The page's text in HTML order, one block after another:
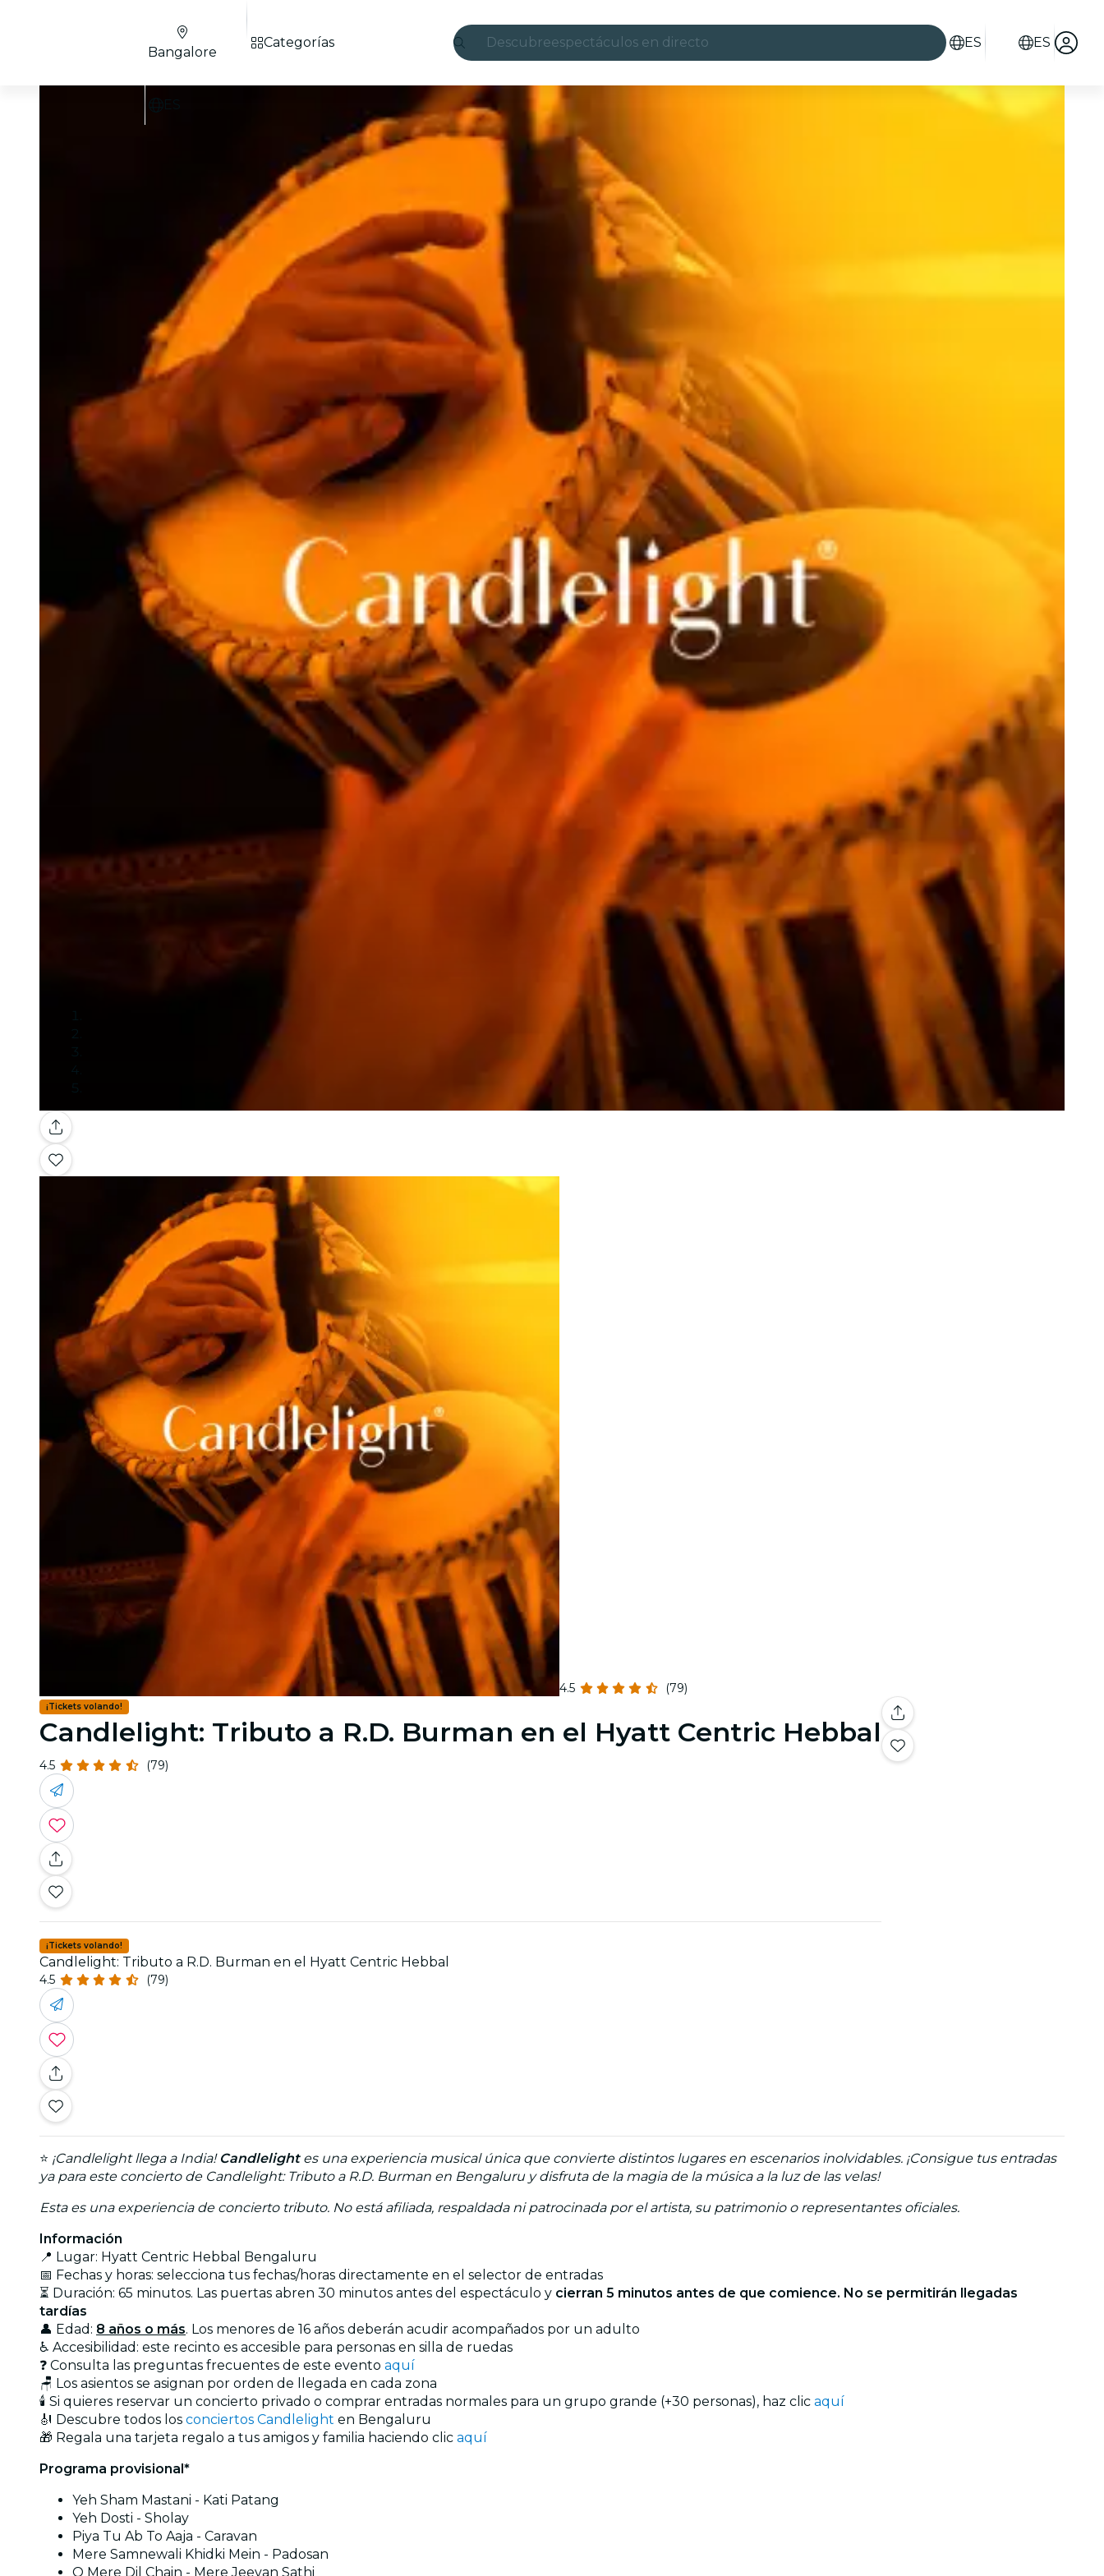
Descubreespectáculos en directo
candlelight
Londres
experiencias y ciudades
São Paulo
exposiciones
recorridos por la ciudad
conciertos
restaurantes
cine
ES ES
Bangalore
ES
Categorías
Galería
4.5 (79)
¡Tickets volando!
Candlelight: Tributo a R.D. Burman en el Hyatt Centric Hebbal
4.5 (79)
¡Tickets volando!
Candlelight: Tributo a R.D. Burman en el Hyatt Centric Hebbal
4.5 (79)
⭐ ¡Candlelight llega a India! Candlelightes una experiencia musical única que convierte distintos lugares en escenarios inolvidables. ¡Consigue tus entradas
ya para este concierto de Candlelight: Tributo a R.D. Burman en Bengaluru y disfruta de la magia de la música a la luz de las velas!
Esta es una experiencia de concierto tributo. No está afiliada, respaldada ni patrocinada por el artista, su patrimonio o representantes oficiales.
Información
📍 Lugar: Hyatt Centric Hebbal Bengaluru
📅 Fechas y horas: selecciona tus fechas/horas directamente en el selector de entradas
⏳ Duración: 65 minutos. Las puertas abren 30 minutos antes del espectáculo y cierran 5 minutos antes de que comience. No se permitirán llegadas
tardías
👤 Edad: 8 años o más. Los menores de 16 años deberán acudir acompañados por un adulto
♿ Accesibilidad: este recinto es accesible para personas en silla de ruedas
❓ Consulta las preguntas frecuentes de este evento aquí
🪑 Los asientos se asignan por orden de llegada en cada zona
🕯️ Si quieres reservar un concierto privado o comprar entradas normales para un grupo grande (+30 personas), haz clic aquí
🎻 Descubre todos los conciertos Candlelight en Bengaluru
🎁 Regala una tarjeta regalo a tus amigos y familia haciendo clic aquí
Programa provisional*
Yeh Sham Mastani - Kati Patang
Yeh Dosti - Sholay
Piya Tu Ab To Aaja - Caravan
Mere Samnewali Khidki Mein - Padosan
O Mere Dil Chain - Mere Jeevan Sathi